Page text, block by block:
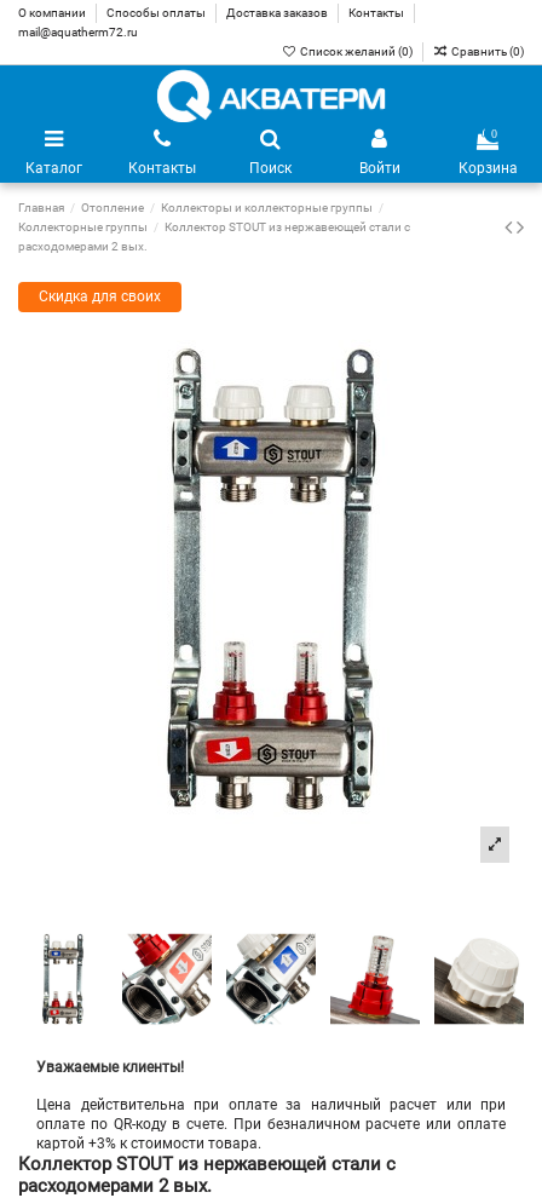
О компании Способы оплаты Доставка заказов
Контакты
mail@aquatherm72.ru
Список желаний (0) Сравнить (0)
Каталог Контакты Поиск Войти
0
Корзина
Главная Отопление
Коллекторы и коллекторные группы
Коллекторные группы
Коллектор STOUT из нержавеющей стали с
расходомерами 2 вых.
Скидка для своих
Уважаемые клиенты!
Цена действительна при оплате за наличный расчет или при
оплате по QR-коду в счете. При безналичном расчете или оплате
картой +3% к стоимости товара.
Коллектор STOUT из нержавеющей стали с
расходомерами 2 вых.